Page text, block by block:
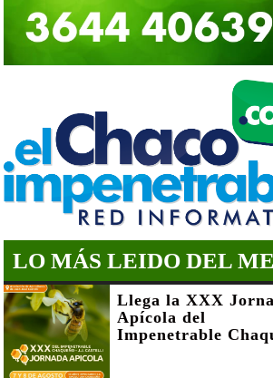
LO MÁS LEIDO DEL
Llega la XXX
Apícola del
Impenetrable